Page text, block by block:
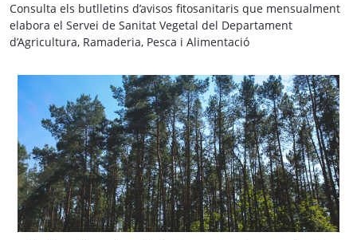
Consulta els butlletins d’avisos fitosanitaris que mensualment
elabora el Servei de Sanitat Vegetal del Departament
d’Agricultura, Ramaderia, Pesca i Alimentació